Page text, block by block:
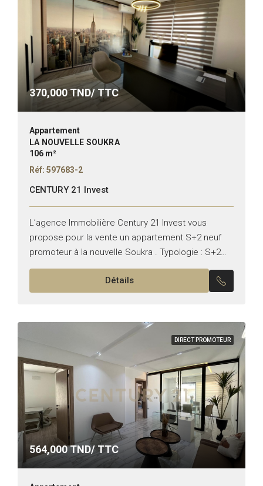
370,000TND/ TTC
Appartement
LA NOUVELLE SOUKRA
106 m²
Réf: 597683-2
CENTURY 21 Invest
L’agence Immobilière Century 21 Invest vous
propose pour la vente un appartement S+2 neuf
promoteur à la nouvelle Soukra . Typologie : S+2
Superficie : 106 m² Il se compose de :...
Détails
DIRECT PROMOTEUR
564,000TND/ TTC